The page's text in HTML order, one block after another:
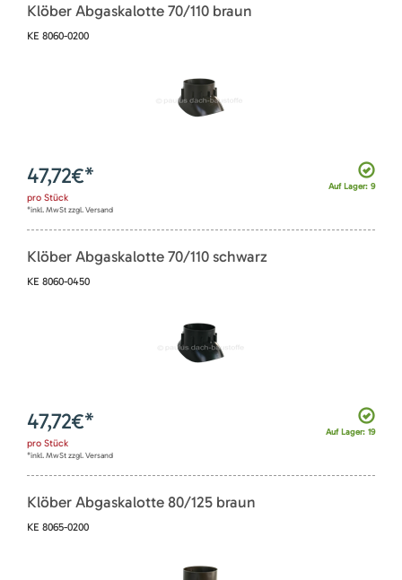
Klöber Abgaskalotte 70/110 braun
KE 8060-0200
Auf Lager: 9
47,72€*
pro Stück
*inkl. MwSt zzgl. Versand
Klöber Abgaskalotte 70/110 schwarz
KE 8060-0450
Auf Lager: 19
47,72€*
pro Stück
*inkl. MwSt zzgl. Versand
Klöber Abgaskalotte 80/125 braun
KE 8065-0200